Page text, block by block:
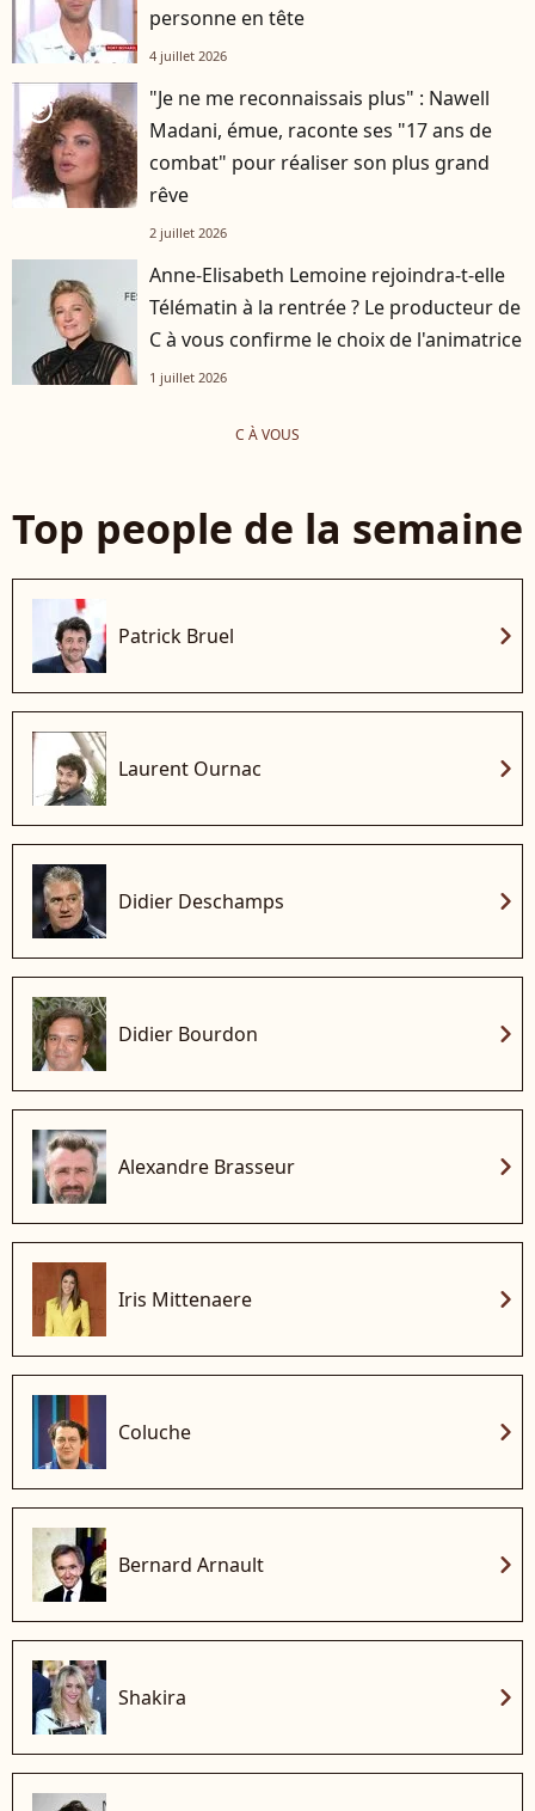
personne en tête
4 juillet 2026
player2
"Je ne me reconnaissais plus" : Nawell
Madani, émue, raconte ses "17 ans de
combat" pour réaliser son plus grand
rêve
2 juillet 2026
Anne-Elisabeth Lemoine rejoindra-t-elle
Télématin à la rentrée ? Le producteur de
C à vous confirme le choix de l'animatrice
1 juillet 2026
C À VOUS
Top people de la semaine
Patrick Bruel chevron_right
Laurent Ournac chevron_right
Didier Deschamps chevron_right
Didier Bourdon chevron_right
Alexandre Brasseur chevron_right
Iris Mittenaere chevron_right
Coluche chevron_right
Bernard Arnault chevron_right
Shakira chevron_right